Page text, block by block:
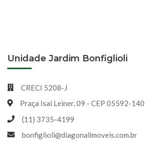
Unidade Jardim Bonfiglioli
CRECI 5208-J
Praça Isai Leiner, 09 - CEP 05592-140
(11) 3735-4199
bonfiglioli@diagonalimoveis.com.br